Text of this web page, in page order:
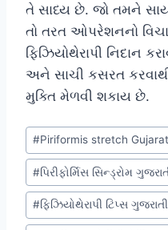
તે સાધ્ય છે. જો તમને
તો તરત ઓપરેશનનો
ફિઝિયોથેરાપી નિદાન
અને સાચી કસરત
મુક્તિ મેળવી શકાય છે.
Post
Tags:
#Piriformis stretch
#પિરીફોર્મિસ સિન્ડ્રોમ
#ફિઝિયોથેરાપી ટિપ્સ ગુજરાતી